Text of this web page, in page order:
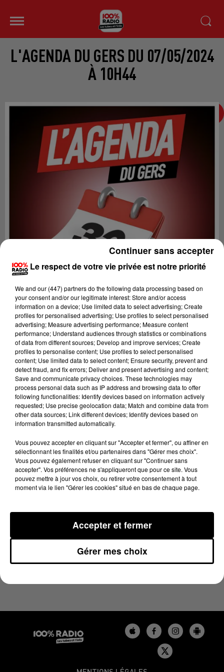
L'AGENDA DU GERS DU 07/05/2024
À 10H44
Lecture (1 min 14 sec)
100%
7 mai 2024 - 1 min 14 sec
L'AGENDA DU GERS DU 07/05/2024 À 10H44
Le respect de votre vie privée est notre priorité
We and our (447) partnersdo the following data processing based on
your consent and/or our legitimate interest: Store and/or access
information on a device; Use limited data to select advertising; Create
profiles for personalised advertising; Use profiles to select personalised
advertising; Measure advertising performance; Measure content
performance; Understand audiences through statistics or combinations
of data from different sources; Develop and improve services; Create
profiles to personalise content; Use profiles to select personalised
content; Use limited data to select content; Ensure security, prevent and
detect fraud, and fix errors; Deliver and present advertising and content;
Save and communicate privacy choices. These technologies may
process personal data such as IP address and browsing data to offer
following functionalities: Identify devices based on information actively
requested; Use precise geolocation data; Match and combine data from
other data sources; Link different devices; Identify devices based on
information transmitted automatically.
Vous pouvez accepter en cliquant sur "Accepter et fermer", ou affiner en
sélectionnant les finalités et/ou partenaires dans "Gérer mes choix".
Vous pouvez également refuser en cliquant sur "Continuer sans
accepter". Vos préférences ne s'appliqueront que pour ce site. Vous
pouvez mettre à jour vos choix, ou retirer votre consentement à tout
moment via le lien "Gérer les cookies" situé en bas de chaque page.
Gérer mes choix
Accepter et fermer
Continuer sans accepter